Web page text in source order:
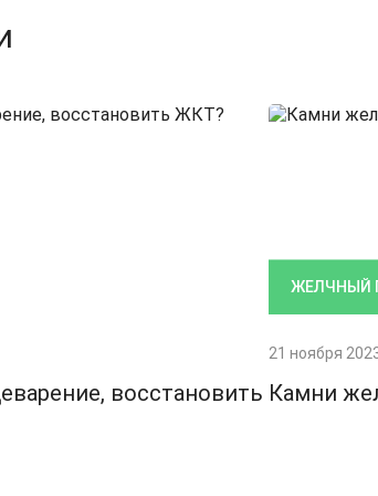
восстановить
ЖЕЛЧНЫЙ
21 ноября
Камни